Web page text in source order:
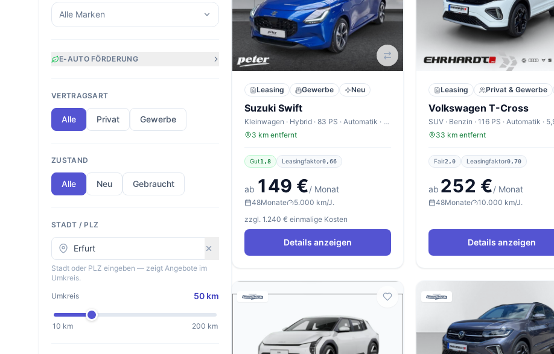
Alle Marken
E-AUTO FÖRDERUNG
VERTRAGSART
Alle Privat Gewerbe
ZUSTAND
Alle Neu Gebraucht
STADT / PLZ
Stadt oder PLZ eingeben — zeigt Angebote im
Umkreis.
Umkreis
50 km
10 km 200 km
Leasing Gewerbe Neu
Suzuki Swift
Kleinwagen · Hybrid · 83 PS · Automatik · 4,7 l/100km
3 km entfernt
Gut1,8 Leasingfaktor0,66
ab 149 €/ Monat
48Monate
5.000 km/J.
zzgl. 1.240 € einmalige Kosten
Details anzeigen
Leasing Privat & Gewerbe
Volkswagen T-Cross
33 km entfernt
Fair2,0 Leasingfaktor0,70
ab 252 €/ Monat
48Monate 10.000 km/J.
Details anzeigen